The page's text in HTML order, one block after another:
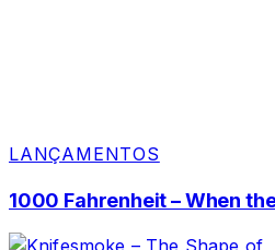
LANÇAMENTOS
1000 Fahrenheit – When